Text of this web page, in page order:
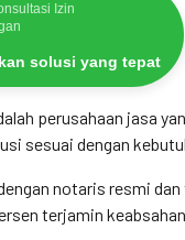
Izin
solusi yang tepat
perusahaan jasa
sesuai dengan
notaris resmi
terjamin